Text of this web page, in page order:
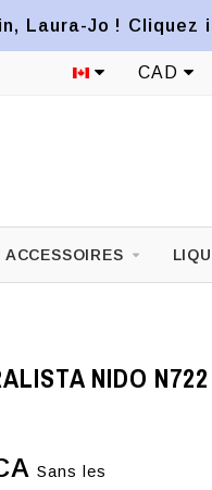
Laura-Jo ! Cliquez
CAD
ACCESSOIRES
NIDO
Sans les